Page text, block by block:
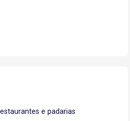
e padarias